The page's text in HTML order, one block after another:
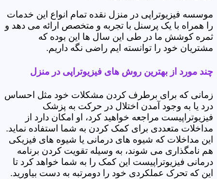
موسسه فیزیوتراپی در منزل نقده تمام انواع این خدمات
را همراه با یک پرسنل با تجربه و متخصص ارائه می دهد و
ثمره کوشش ما در طی این سال ها این بوده که
مشتریان خود را توانسته ایم راضی نگه داریم.
چند مورد از بهترین روش های فیزیوتراپی در منزل
زمانی که برای برطرف کردن مشکلات خود مثل احساس
درد یا به وجود آمدن اختلال در حرکت به پزشک
فیزیوتراپیست مراجعه خواهید کرد، او امکان دارد از
مداخلات متعددی برای کمک کردن به شما استفاده نماید.
این مداخلات که شیوه های درمانی یا شیوه های فیزیکی
هم نامگذاری می شوند، به وسیله تقویت کردن برنامه
درمانی فیزیوتراپیست این کمک را به شما خواهد کرد تا
این که تحرک عملکردی خود را دومرتبه به دست بیاورید.